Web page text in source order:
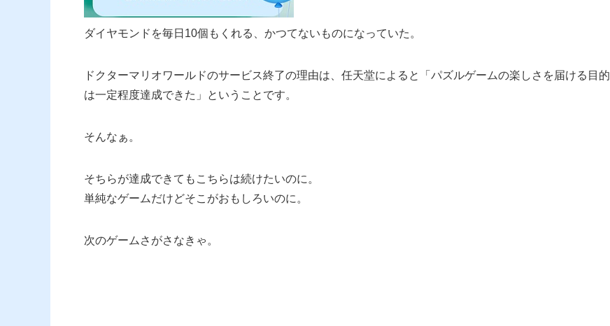
ダイヤモンドを毎日10個もくれる、かつてないものになっていた。
ドクターマリオワールドのサービス終了の理由は、任天堂によると「パズルゲームの楽しさを届ける目的
は一定程度達成できた」ということです。
そんなぁ。
そちらが達成できてもこちらは続けたいのに。
単純なゲームだけどそこがおもしろいのに。
次のゲームさがさなきゃ。